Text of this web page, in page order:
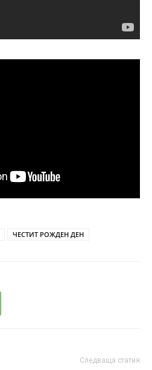
ЧЕСТИТ РОЖДЕН ДЕН
Следваща статия